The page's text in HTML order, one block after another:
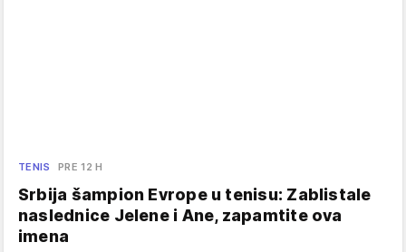
TENIS PRE 12 H
Srbija šampion Evrope u tenisu: Zablistale
naslednice Jelene i Ane, zapamtite ova
imena